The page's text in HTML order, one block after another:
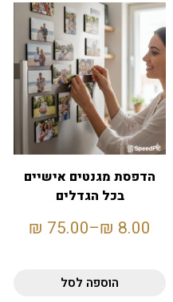
הדפסת מגנטים אישיים
בכל הגדלים
8.00
₪
–
75.00
₪
הוספה לסל